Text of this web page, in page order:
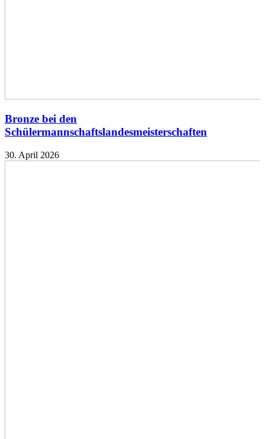
Bronze bei den
Schülermannschaftslandesmeisterschaften
30. April 2026